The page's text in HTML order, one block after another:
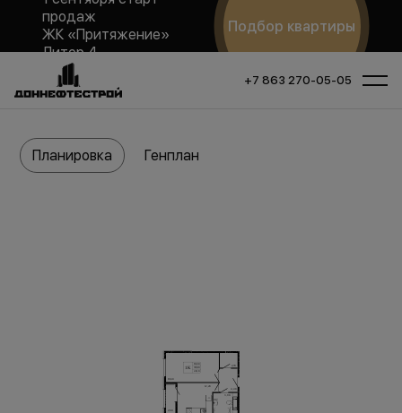
продаж
ЖК «Притяжение»
Литер 4
Подбор квартиры
+7 863 270-05-05
Планировка Генплан